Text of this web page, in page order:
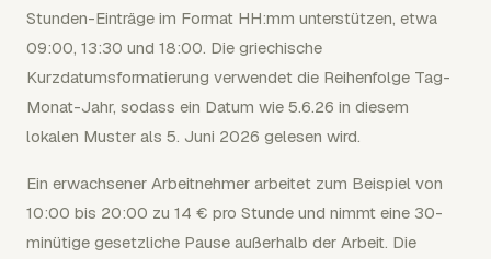
Stunden-Einträge im Format HH:mm unterstützen, etwa
09:00, 13:30 und 18:00. Die griechische
Kurzdatumsformatierung verwendet die Reihenfolge Tag-
Monat-Jahr, sodass ein Datum wie 5.6.26 in diesem
lokalen Muster als 5. Juni 2026 gelesen wird.
Ein erwachsener Arbeitnehmer arbeitet zum Beispiel von
10:00 bis 20:00 zu 14 € pro Stunde und nimmt eine 30-
minütige gesetzliche Pause außerhalb der Arbeit. Die